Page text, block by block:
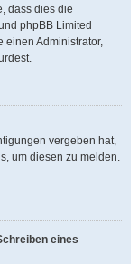
dass dies die
phpBB Limited
einen Administrator,
vergeben hat,
um diesen zu melden.
eines